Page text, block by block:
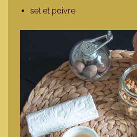
sel et poivre.